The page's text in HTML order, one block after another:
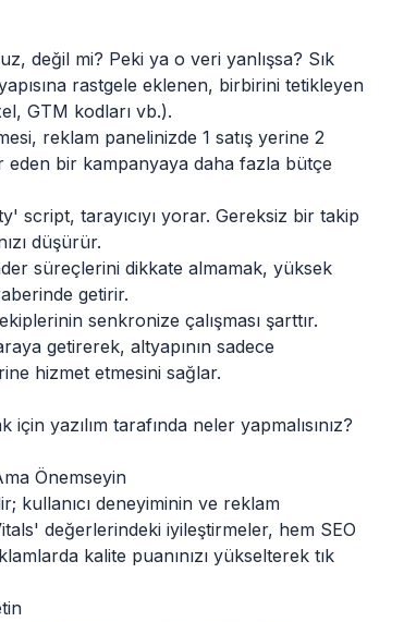
değil mi? Peki ya o veri yanlışsa? Sık
rastgele eklenen, birbirini tetikleyen
GTM kodları vb.).
reklam panelinizde 1 satış yerine 2
eden bir kampanyaya daha fazla bütçe
script, tarayıcıyı yorar. Gereksiz bir takip
düşürür.
süreçlerini dikkate almamak, yüksek
getirir.
senkronize çalışması şarttır.
getirerek, altyapının sadece
hizmet etmesini sağlar.
yazılım tarafında neler yapmalısınız?
Önemseyin
kullanıcı deneyiminin ve reklam
değerlerindeki iyileştirmeler, hem SEO
kalite puanınızı yükselterek tık